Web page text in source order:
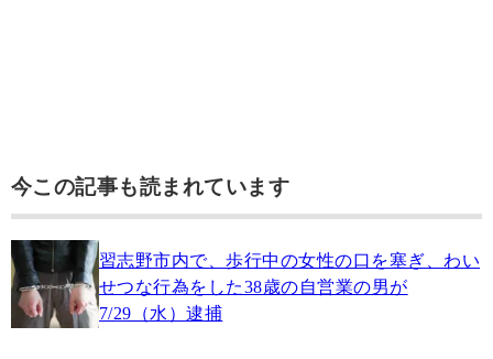
今この記事も読まれています
習志野市内で、歩行中の女性の口を塞ぎ、わい
せつな行為をした38歳の自営業の男が
7/29（水）逮捕